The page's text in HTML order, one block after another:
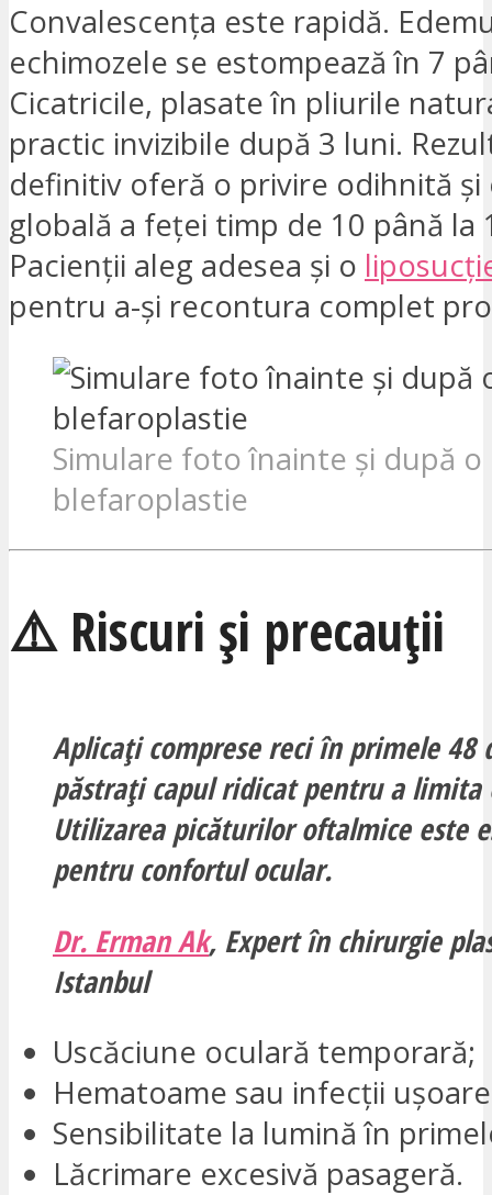
Convalescența este rapidă.
echimozele se estompează în 7
Cicatricile, plasate în pliurile
practic invizibile după 3 luni.
definitiv oferă o privire odihnită
globală a feței timp de 10 până la
Pacienții aleg adesea și o
pentru a-și recontura complet
Simulare foto înainte și după o
blefaroplastie
⚠️ Riscuri și precauții
Aplicați comprese reci în primele 48
păstrați capul ridicat pentru a limita
Utilizarea picăturilor oftalmice este
pentru confortul ocular.
Dr. Erman Ak, Expert în chirurgie
Istanbul
Uscăciune oculară temporară;
Hematoame sau infecții
Sensibilitate la lumină în
Lăcrimare excesivă pasageră.